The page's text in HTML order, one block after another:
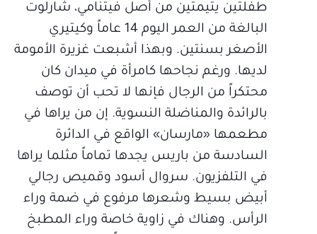
طفلتين يتيمتين من أصل فيتنامي، شارلوت
البالغة من العمر اليوم 14 عاماً وكيتيري
الأصغر بسنتين. وبهذا أشبعت غزيرة الأمومة
لديها. ورغم نجاحها كامرأة في ميدان كان
محتكراً من الرجال فإنها لا تحب أن توصف
بالرائدة والمناضلة النسوية. إن من يراها في
مطعمها «مارسان» الواقع في الدائرة
السادسة من باريس يجدها تماماً مثلما يراها
في التلفزيون. سروال أسود وقميص رجالي
أبيض بسيط وشعرها مرفوع في ضمة وراء
الرأس. وهناك في زاوية خاصة وراء المطبخ